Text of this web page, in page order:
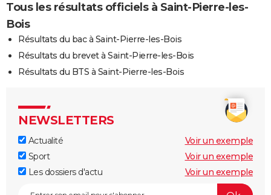
Tous les résultats officiels à Saint-Pierre-les-
Bois
Résultats du bac à Saint-Pierre-les-Bois
Résultats du brevet à Saint-Pierre-les-Bois
Résultats du BTS à Saint-Pierre-les-Bois
NEWSLETTERS
Actualité
Voir un exemple
Sport
Voir un exemple
Les dossiers d'actu
Voir un exemple